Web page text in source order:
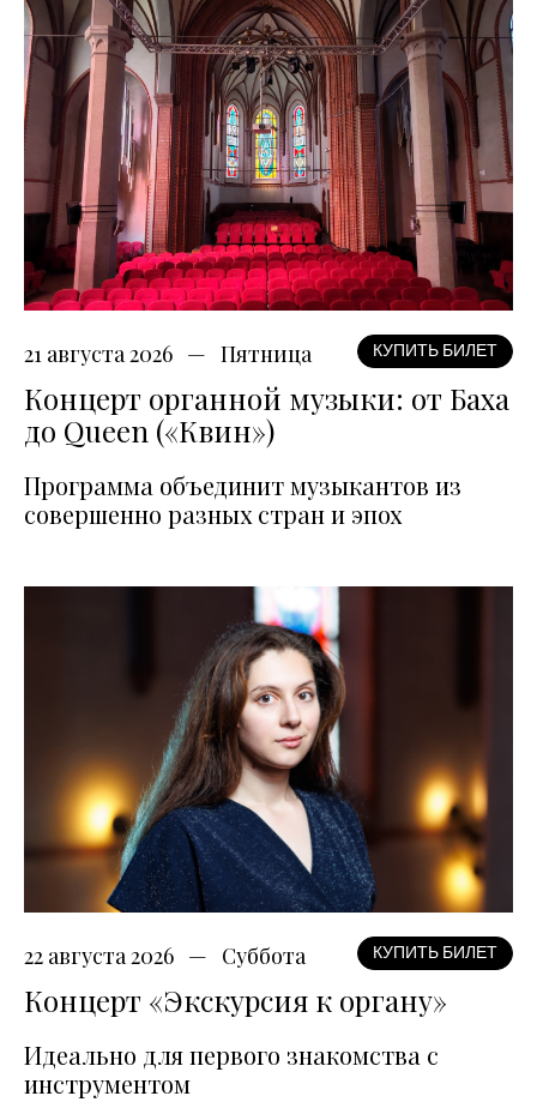
21 августа 2026 Пятница КУПИТЬ БИЛЕТ
Концерт органной музыки: от Баха
до Queen («Квин»)
Программа объединит музыкантов из
совершенно разных стран и эпох
22 августа 2026 Суббота КУПИТЬ БИЛЕТ
Концерт «Экскурсия к органу»
Идеально для первого знакомства с
инструментом